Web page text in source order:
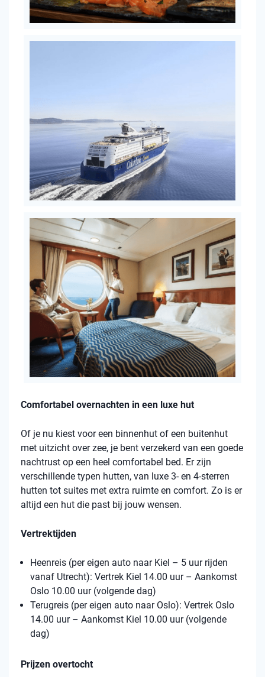
Comfortabel overnachten in een luxe hut
Of je nu kiest voor een binnenhut of een buitenhut
met uitzicht over zee, je bent verzekerd van een goede
nachtrust op een heel comfortabel bed. Er zijn
verschillende typen hutten, van luxe 3- en 4-sterren
hutten tot suites met extra ruimte en comfort. Zo is er
altijd een hut die past bij jouw wensen.
Vertrektijden
Heenreis (per eigen auto naar Kiel – 5 uur rijden
vanaf Utrecht): Vertrek Kiel 14.00 uur – Aankomst
Oslo 10.00 uur (volgende dag)
Terugreis (per eigen auto naar Oslo): Vertrek Oslo
14.00 uur – Aankomst Kiel 10.00 uur (volgende
dag)
Prijzen overtocht